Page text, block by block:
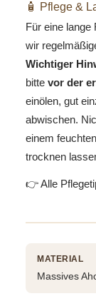
🧴 Pflege &
Für eine lange
wir
Wichtiger
bitte vor der
einölen, gut
abwischen.
einem
trocknen
👉 Alle
MATERIAL
Massives